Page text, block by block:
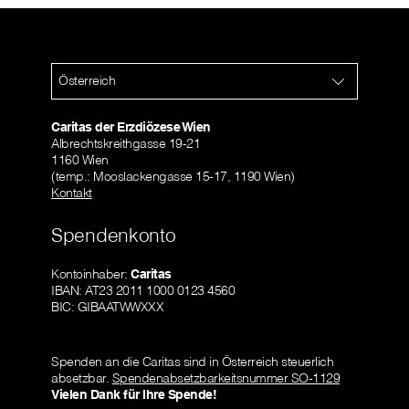
Österreich
Caritas der Erzdiözese Wien
Albrechtskreithgasse 19-21
1160 Wien
(temp.: Mooslackengasse 15-17, 1190 Wien)
Kontakt
Spendenkonto
Kontoinhaber: Caritas
IBAN: AT23 2011 1000 0123 4560
BIC: GIBAATWWXXX
Spenden an die Caritas sind in Österreich steuerlich
absetzbar. Spendenabsetzbarkeitsnummer SO-1129
Vielen Dank für Ihre Spende!